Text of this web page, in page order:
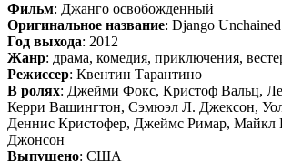
Фильм: Джанго освобожденный
Оригинальное название: Django Unchained
Год выхода: 2012
Жанр: драма, комедия, приключения,
Режиссер: Квентин Тарантино
В ролях: Джейми Фокс, Кристоф Вальц,
Керри Вашингтон, Сэмюэл Л. Джексон,
Деннис Кристофер, Джеймс Римар, Майкл
Джонсон
Выпущено: США